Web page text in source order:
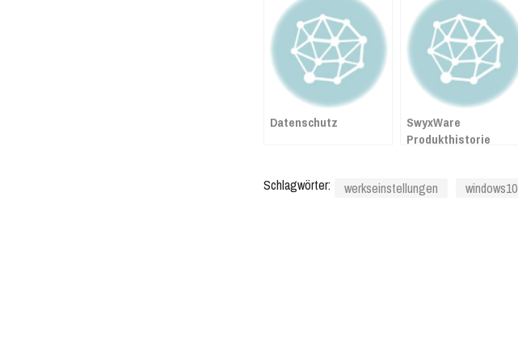
Datenschutz
SwyxWare
Produkthistorie
Schlagwörter: werkseinstellungen windows10